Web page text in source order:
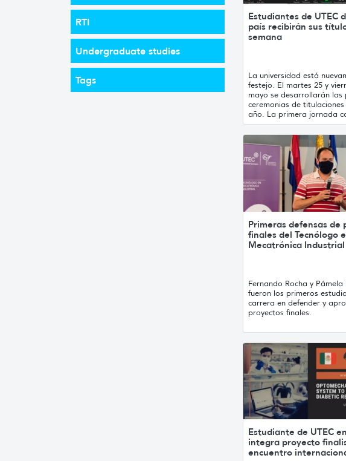
RTI
Undergraduate studies
Tags
Estudiantes de UTEC
país recibirán sus
semana
La universidad está
festejo. El martes 25 y
mayo se desarrollarán las
ceremonias de
año. La primera jornada
Primeras defensas de
finales del Tecnólogo
Mecatrónica Industrial
Fernando Rocha y Pámela
fueron los primeros
carrera en defender y
proyectos finales.
Estudiante de UTEC
integra proyecto
encuentro